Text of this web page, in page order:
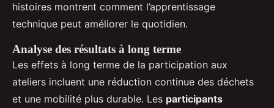
histoires montrent comment l’apprentissage
technique peut améliorer le quotidien.
Analyse des résultats à long terme
Les effets à long terme de la participation aux
ateliers incluent une réduction continue des déchets
et une mobilité plus durable. Les participants